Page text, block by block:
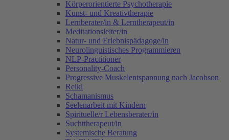
Körperorientierte Psychotherapie
Kunst- und Kreativtherapie
Lernberater/in & Lerntherapeut/in
Meditationsleiter/in
Natur- und Erlebnispädagoge/in
Neurolinguistisches Programmieren
NLP-Practitioner
Personality-Coach
Progressive Muskelentspannung nach Jacobson
Reiki
Schamanismus
Seelenarbeit mit Kindern
Spirituelle/r Lebensberater/in
Suchttherapeut/in
Systemische Beratung